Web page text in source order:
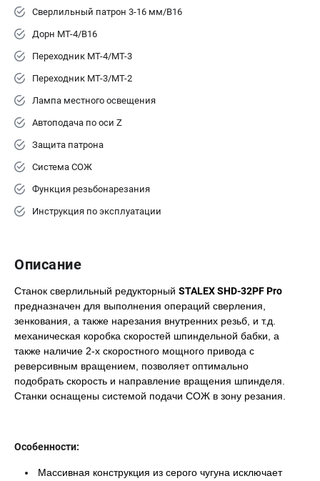
Сверлильный патрон 3-16 мм/В16
Дорн MТ-4/B16
Переходник МТ-4/МТ-3
Переходник МТ-3/МТ-2
Лампа местного освещения
Автоподача по оси Z
Защита патрона
Система СОЖ
Функция резьбонарезания
Инструкция по эксплуатации
Описание
Станок сверлильный редукторный STALEX SHD-32PF Pro
предназначен для выполнения операций сверления,
зенкования, а также нарезания внутренних резьб, и т.д.
механическая коробка скоростей шпиндельной бабки, а
также наличие 2-х скоростного мощного привода с
реверсивным вращением, позволяет оптимально
подобрать скорость и направление вращения шпинделя.
Станки оснащены системой подачи СОЖ в зону резания.
Особенности:
Массивная конструкция из серого чугуна исключает